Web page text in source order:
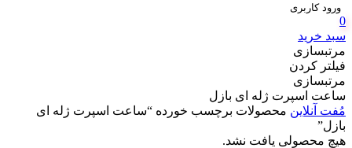
ورود کاربری
0
سبد خرید
مرتبسازی
فیلتر کردن
مرتبسازی
ساعت اسپرت ژله ای بازل
مُفت آنلاین محصولات برچسب خورده “ساعت اسپرت ژله ای
بازل”
هیچ محصولی یافت نشد.